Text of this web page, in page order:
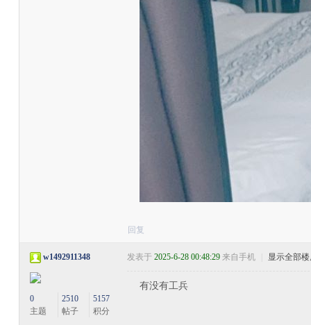
回复
w1492911348
0
主题
2510
帖子
5157
积分
发表于 2025-6-28 00:48:29 来自手机 显示全部
有没有工兵